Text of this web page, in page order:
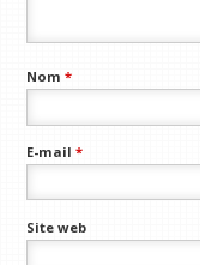
Nom*
E-mail*
Site web